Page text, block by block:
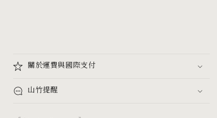
關於運費與國際支付
山竹提醒